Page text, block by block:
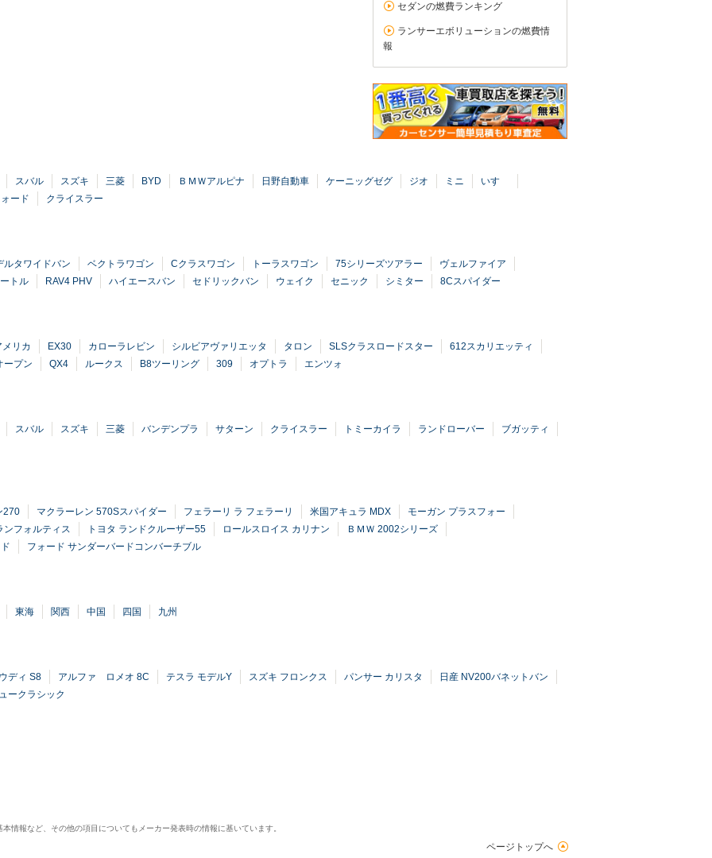
セダンの燃費ランキング
ランサーエボリューションの燃費情
報
スバル スズキ 三菱 BYD ＢＭＷアルピナ 日野自動車 ケーニッグゼグ ジオ ミニ
いすゞ
ード
クライスラー
ルタワイドバン ベクトラワゴン Cクラスワゴン トーラスワゴン 75シリーズツアラー
ヴェルファイア
トル
RAV4 PHV ハイエースバン セドリックバン ウェイク セニック シミター 8Cスパイダー
リカ EX30 カローラレビン シルビアヴァリエッタ タロン SLSクラスロードスター
612スカリエッティ
ープン
QX4 ルークス B8ツーリング 309 オプトラ エンツォ
スバル スズキ 三菱 バンデンプラ サターン クライスラー トミーカイラ ランドローバー ブガッティ
270 マクラーレン 570Sスパイダー フェラーリ ラ フェラーリ 米国アキュラ MDX
モーガン プラスフォー
ンフォルティス
トヨタ ランドクルーザー55 ロールスロイス カリナン
ＢＭＷ 2002シリーズ
フォード サンダーバードコンバーチブル
東海 関西 中国 四国 九州
ディ S8 アルファ ロメオ 8C テスラ モデルY スズキ フロンクス パンサー カリスタ
日産 NV200バネットバン
ークラシック
情報など、その他の項目についてもメーカー発表時の情報に基いています。
ページトップへ